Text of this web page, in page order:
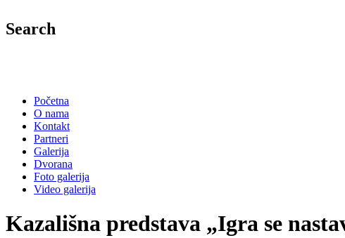
Search
Početna
O nama
Kontakt
Partneri
Galerija
Dvorana
Foto galerija
Video galerija
Kazališna predstava „Igra se